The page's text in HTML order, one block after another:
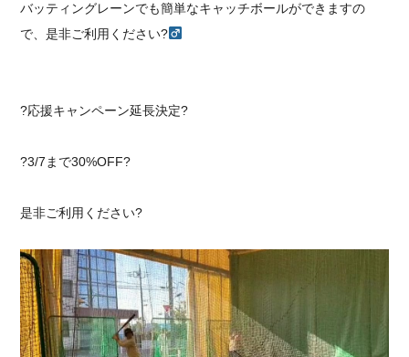
バッティングレーンでも簡単なキャッチボールができますの
で、是非ご利用ください?‍
?応援キャンペーン延長決定?
?3/7まで30%OFF?
是非ご利用ください?